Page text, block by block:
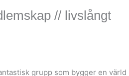
// livslångt
grupp som bygger en värld